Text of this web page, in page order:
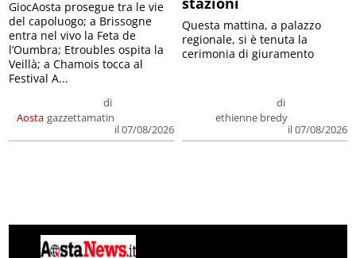
Aosta
di
gazzettamatin
il 07/08/2026
GiocAosta prosegue tra le vie
del capoluogo; a Brissogne
entra nel vivo la Feta de
l’Oumbra; Etroubles ospita la
Veillà; a Chamois tocca al
Festival A...
di
ethienne bredy
il 07/08/2026
Questa mattina, a palazzo
regionale, si è tenuta la
cerimonia di giuramento